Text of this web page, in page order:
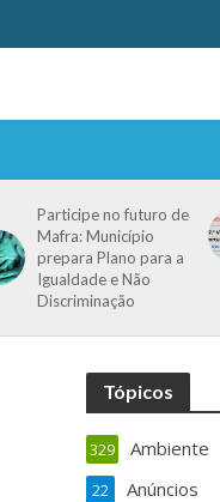
Participe no futuro de
Mafra: Município
prepara Plano para a
Igualdade e Não
Discriminação
Tópicos
Ambiente
329
Anúncios
22